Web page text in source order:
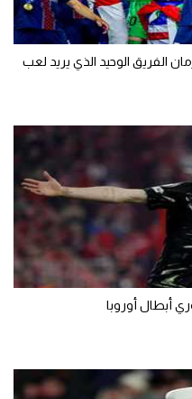
الفريق الوحيد الذي يريد لعب
أبطال أوروبا